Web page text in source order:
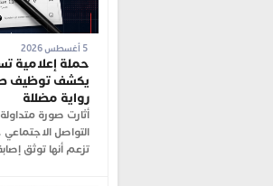
حملة إعلامية
يكشف توظيف
رواية مضللة
أثارت صورة
التواصل الاجتماعي
تزعم أنها توثق